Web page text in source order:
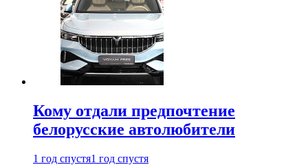
Кому отдали предпочтение
белорусские автолюбители
1 год спустя1 год спустя